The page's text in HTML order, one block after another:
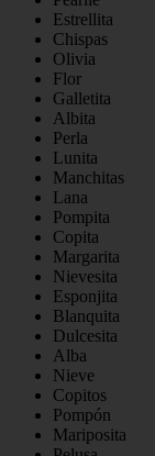
Estrellita
Chispas
Olivia
Flor
Galletita
Albita
Perla
Lunita
Manchitas
Lana
Pompita
Copita
Margarita
Nievesita
Esponjita
Blanquita
Dulcesita
Alba
Nieve
Copitos
Pompón
Mariposita